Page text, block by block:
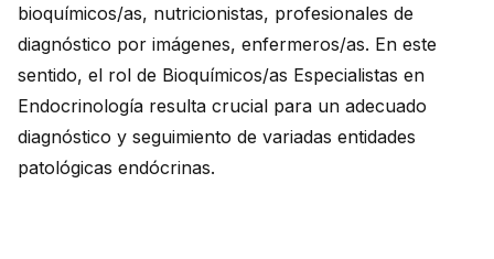
bioquímicos/as, nutricionistas, profesionales de
diagnóstico por imágenes, enfermeros/as. En este
sentido, el rol de Bioquímicos/as Especialistas en
Endocrinología resulta crucial para un adecuado
diagnóstico y seguimiento de variadas entidades
patológicas endócrinas.